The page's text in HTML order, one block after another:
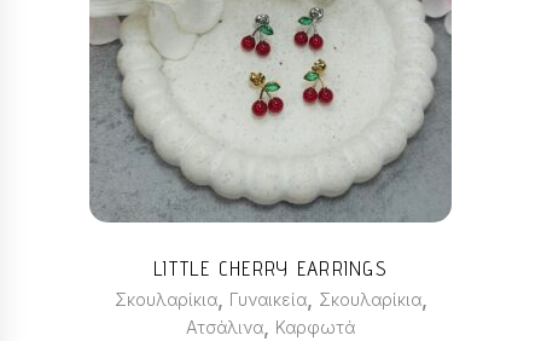
Αυτό
το
προϊόν
έχει
πολλαπλές
παραλλαγές.
Οι
επιλογές
να
επιλεγούν
στη
LITTLE CHERRY EARRINGS
Σκουλαρίκια, Γυναικεία, Σκουλαρίκια,
Ατσάλινα, Καρφωτά